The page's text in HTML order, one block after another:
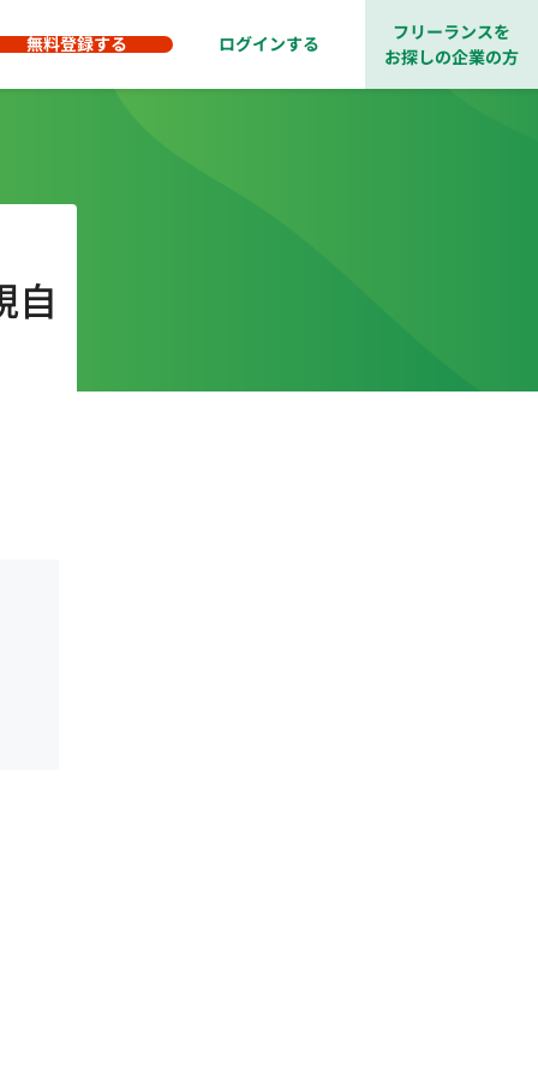
無料登録する ログインする
フリーランスを
お探しの企業の方
自